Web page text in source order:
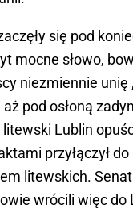
się pod
mocne słowo,
niezmiennie unię
pod osłoną
Lublin
przyłączył do
litewskich.
wrócili więc do